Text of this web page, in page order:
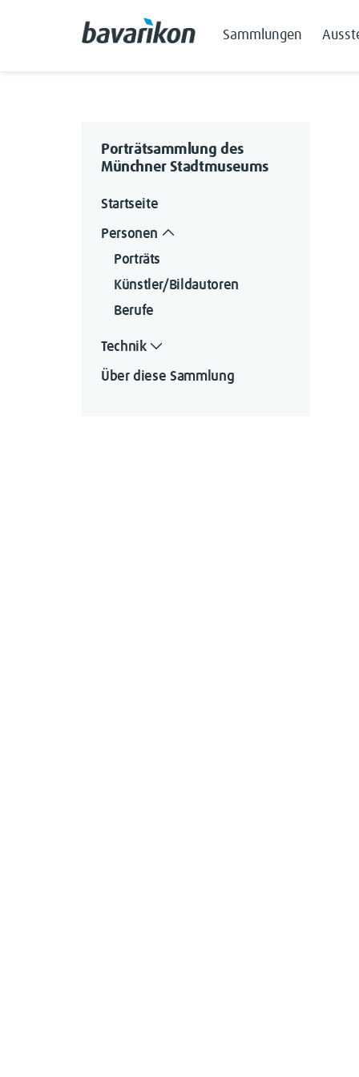
Sammlungen
Porträtsammlung des
Münchner Stadtmuseums
Startseite
Personen
Porträts
Künstler/Bildautoren
Berufe
Technik
Über diese Sammlung